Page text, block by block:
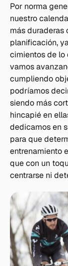
Por norma
nuestro
más duraderas
planificación,
cimientos de lo
vamos
cumpliendo
podríamos
siendo más
hincapié en
dedicamos en
para que
entrenamiento
que con un
centrarse ni